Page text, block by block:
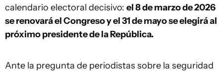
calendario electoral decisivo: el 8 de marzo de 2026
se renovará el Congreso y el 31 de mayo se elegirá al
próximo presidente de la República.
Ante la pregunta de periodistas sobre la seguridad